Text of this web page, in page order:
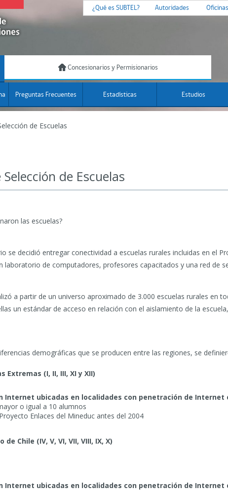
¿Qué es SUBTEL? Autoridades
Concesionarios y Permisionarios
Preguntas Frecuentes Estadísticas Estudios
de Escuelas
de Escuelas
las escuelas?
se decidió entregar conectividad a escuelas rurales incluidas en el
laboratorio de computadores, profesores capacitados y una red de
a partir de un universo aproximado de 3.000 escuelas rurales en
un estándar de acceso en relación con el aislamiento de la
demográficas que se producen entre las regiones, se
Extremas (I, II, III, XI y XII)
Internet ubicadas en localidades con penetración de Internet
o igual a 10 alumnos
Enlaces del Mineduc antes del 2004
de Chile (IV, V, VI, VII, VIII, IX, X)
Internet ubicadas en localidades con penetración de Internet